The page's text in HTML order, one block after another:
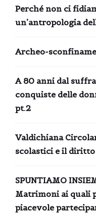
Perché non ci
un’antropologia
Archeo-
A 80 anni dal
conquiste delle
pt.2
Valdichiana
scolastici e il
SPUNTIAMO
Matrimoni ai quali
piacevole